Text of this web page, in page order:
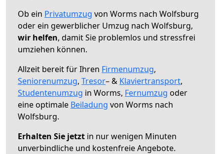
Ob ein Privatumzug von Worms nach Wolfsburg
oder ein gewerblicher Umzug nach Wolfsburg,
wir helfen, damit Sie problemlos und stressfrei
umziehen können.
Allzeit bereit für Ihren Firmenumzug,
Seniorenumzug, Tresor– & Klaviertransport,
Studentenumzug in Worms, Fernumzug oder
eine optimale Beiladung von Worms nach
Wolfsburg.
Erhalten Sie jetzt in nur wenigen Minuten
unverbindliche und kostenfreie Angebote.